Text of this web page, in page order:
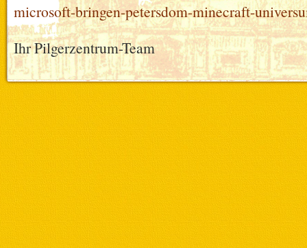
microsoft-bringen-petersdom-minecraft-
Ihr Pilgerzentrum-Team